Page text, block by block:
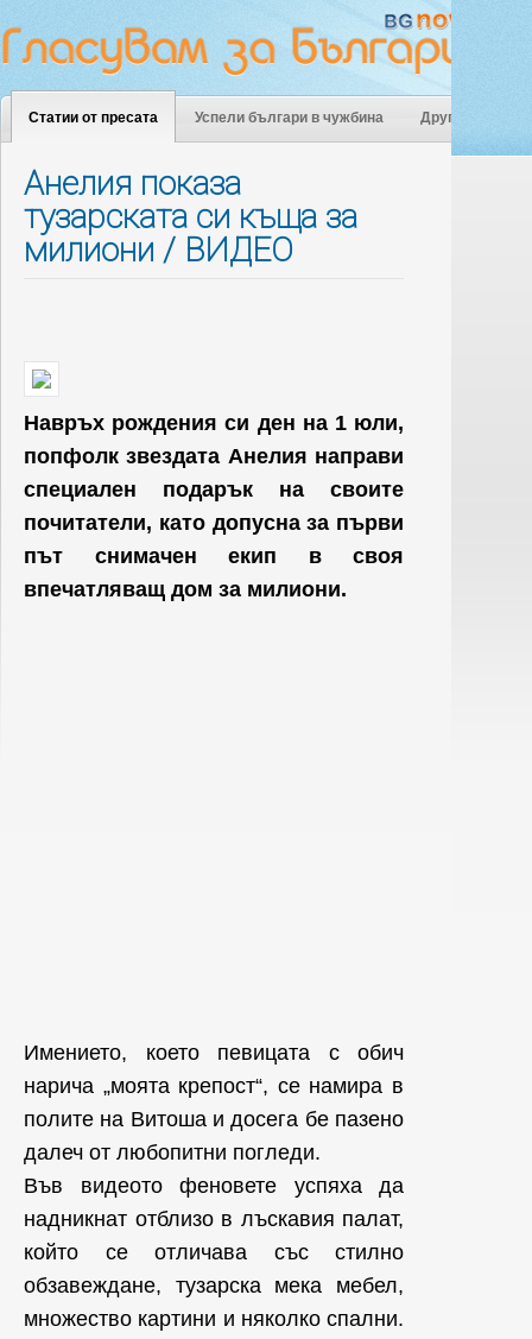
Статии от пресата Успели българи в чужбина Други
Анелия показа
тузарската си къща за
милиони / ВИДЕО
Навръх рождения си ден на 1 юли,
попфолк звездата Анелия направи
специален подарък на своите
почитатели, като допусна за първи
път снимачен екип в своя
впечатляващ дом за милиони.
Имението, което певицата с обич
нарича „моята крепост“, се намира в
полите на Витоша и досега бе пазено
далеч от любопитни погледи.
Във видеото феновете успяха да
надникнат отблизо в лъскавия палат,
който се отличава със стилно
обзавеждане, тузарска мека мебел,
множество картини и няколко спални.